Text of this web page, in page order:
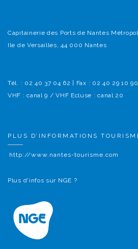
Capitainerie des Ports de Nantes
Ile de Versailles, 44 000 Nantes
Tél. : 02 40 37 04 62 | Fax : 02 40 29 10 90
VHF : canal 9 / VHF Ecluse : canal 20
PLUS D’INFORMATIONS
http://www.nantes-tourisme.com
Plus d'infos sur NGE ?